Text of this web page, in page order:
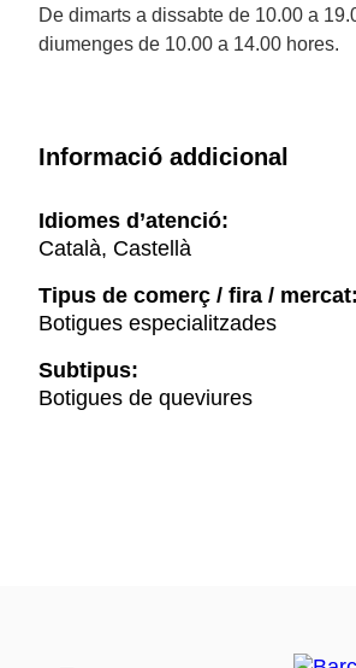
De dimarts a dissabte de 10.00 a
diumenges de 10.00 a 14.00 hores.
Informació addicional
Idiomes d’atenció:
Català, Castellà
Tipus de comerç / fira / mercat:
Botigues especialitzades
Subtipus:
Botigues de queviures